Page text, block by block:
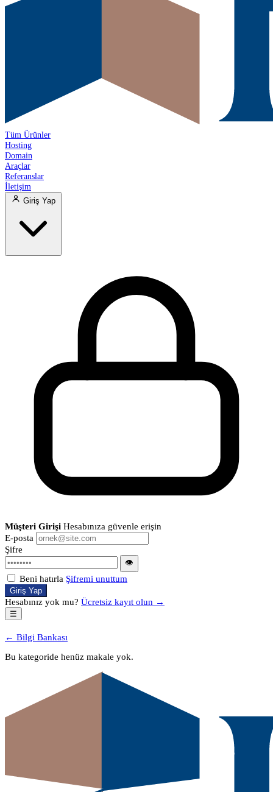
Tüm Ürünler
Hosting
Domain
Araçlar
Referanslar
İletişim
Giriş Yap
Müşteri Girişi Hesabınıza güvenle erişin
E-posta
Şifre
👁
Beni hatırla Şifremi unuttum
Giriş Yap
Hesabınız yok mu? Ücretsiz kayıt olun →
☰
← Bilgi Bankası
Bu kategoride henüz makale yok.